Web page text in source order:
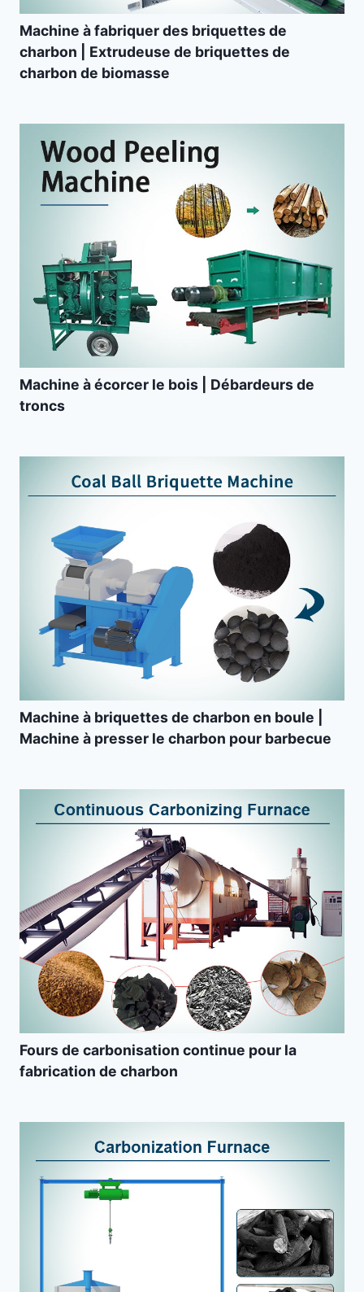
Machine à fabriquer des briquettes de
charbon | Extrudeuse de briquettes de
charbon de biomasse
Machine à écorcer le bois | Débardeurs de
troncs
Machine à briquettes de charbon en boule |
Machine à presser le charbon pour barbecue
Fours de carbonisation continue pour la
fabrication de charbon